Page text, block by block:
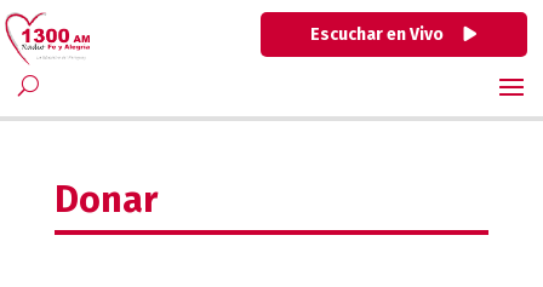
Escuchar en Vivo
Donar